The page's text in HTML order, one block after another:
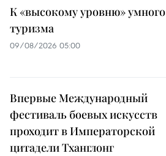
К «высокому уровню» умного
туризма
09/08/2026 05:00
Впервые Международный
фестиваль боевых искусств
проходит в Императорской
цитадели Тханглонг